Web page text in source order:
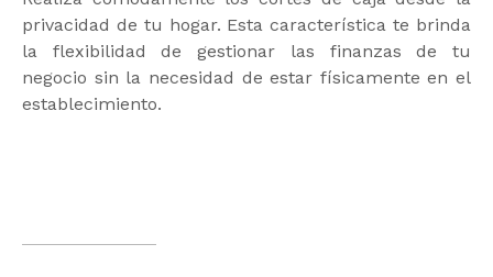
privacidad de tu hogar. Esta característica te brinda
la flexibilidad de gestionar las finanzas de tu
negocio sin la necesidad de estar físicamente en el
establecimiento.